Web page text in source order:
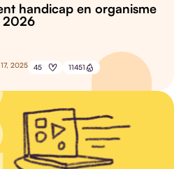
handicap en organisme
2026
17, 2025 45 11451